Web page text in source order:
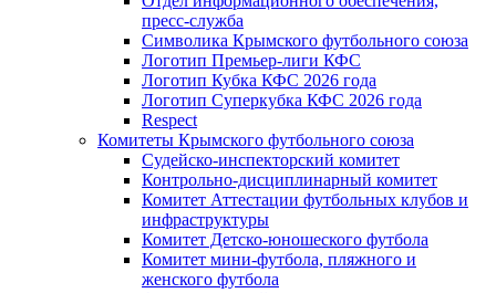
пресс-служба
Символика Крымского футбольного союза
Логотип Премьер-лиги КФС
Логотип Кубка КФС 2026 года
Логотип Суперкубка КФС 2026 года
Respect
Комитеты Крымского футбольного союза
Судейско-инспекторский комитет
Контрольно-дисциплинарный комитет
Комитет Аттестации футбольных клубов и
инфраструктуры
Комитет Детско-юношеского футбола
Комитет мини-футбола, пляжного и
женского футбола